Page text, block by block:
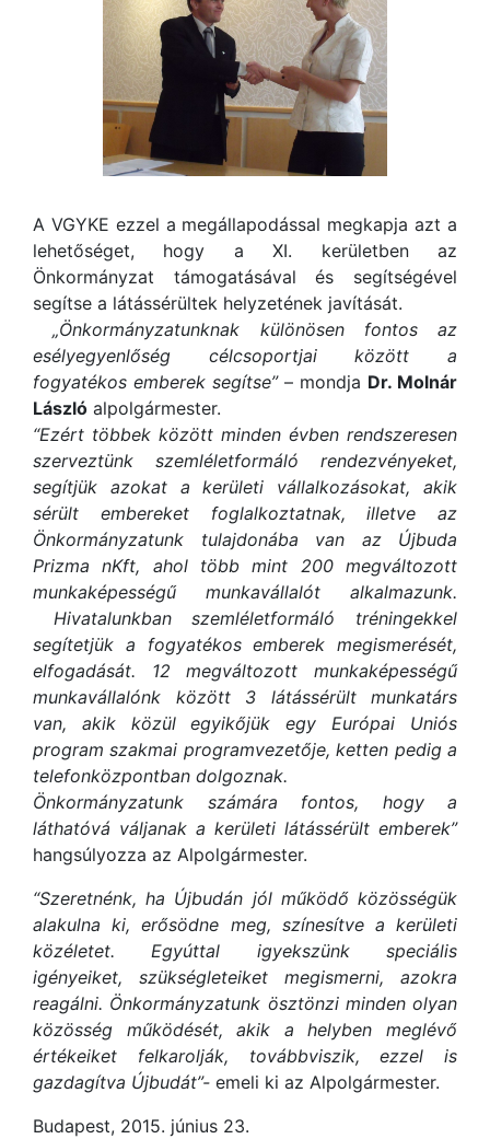
A VGYKE ezzel a megállapodással megkapja azt a
lehetőséget, hogy a XI. kerületben az
Önkormányzat támogatásával és segítségével
segítse a látássérültek helyzetének javítását.
„Önkormányzatunknak különösen fontos az
esélyegyenlőség célcsoportjai között a
fogyatékos emberek segítse”– mondja Dr. Molnár
László alpolgármester.
“Ezért többek között minden évben rendszeresen
szerveztünk szemléletformáló rendezvényeket,
segítjük azokat a kerületi vállalkozásokat, akik
sérült embereket foglalkoztatnak, illetve az
Önkormányzatunk tulajdonába van az Újbuda
Prizma nKft, ahol több mint 200 megváltozott
munkaképességű munkavállalót alkalmazunk.
Hivatalunkban szemléletformáló tréningekkel
segítetjük a fogyatékos emberek megismerését,
elfogadását. 12 megváltozott munkaképességű
munkavállalónk között 3 látássérült munkatárs
van, akik közül egyikőjük egy Európai Uniós
program szakmai programvezetője, ketten pedig a
telefonközpontban dolgoznak.
Önkormányzatunk számára fontos, hogy a
láthatóvá váljanak a kerületi látássérült emberek”
hangsúlyozza az Alpolgármester.
“Szeretnénk, ha Újbudán jól működő közösségük
alakulna ki, erősödne meg, színesítve a kerületi
közéletet. Egyúttal igyekszünk speciális
igényeiket, szükségleteiket megismerni, azokra
reagálni. Önkormányzatunk ösztönzi minden olyan
közösség működését, akik a helyben meglévő
értékeiket felkarolják, továbbviszik, ezzel is
gazdagítva Újbudát”- emeli ki az Alpolgármester.
Budapest, 2015. június 23.